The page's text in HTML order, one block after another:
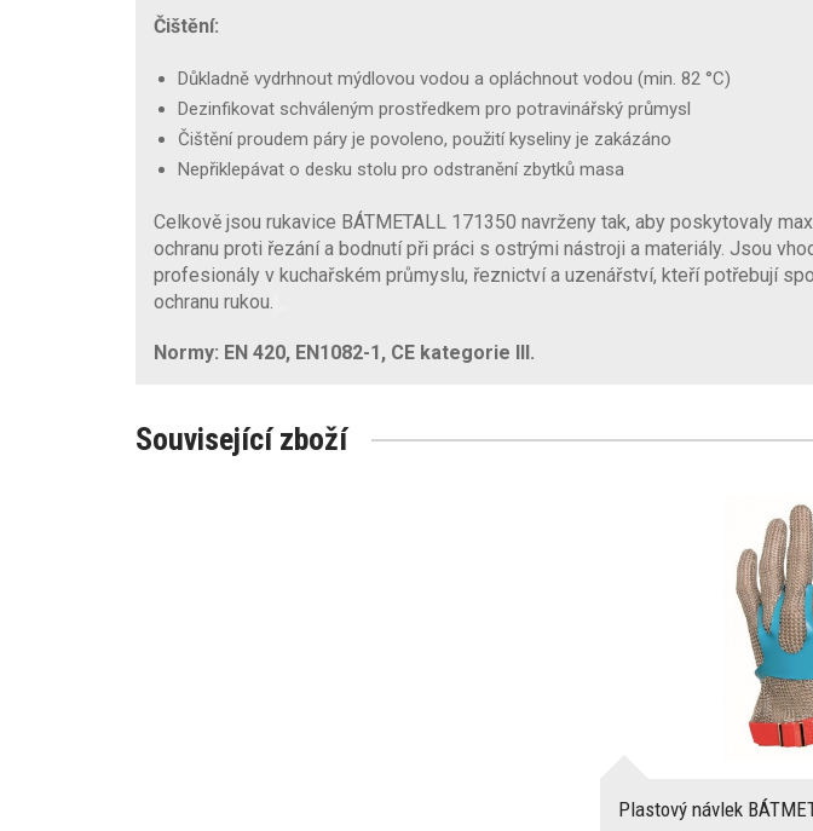
Čištění:
Důkladně vydrhnout mýdlovou vodou a opláchnout vodou (min. 82 °C)
Dezinfikovat schváleným prostředkem pro potravinářský průmysl
Čištění proudem páry je povoleno, použití kyseliny je zakázáno
Nepřiklepávat o desku stolu pro odstranění zbytků masa
Celkově jsou rukavice BÁTMETALL 171350 navrženy tak, aby poskytovaly
ochranu proti řezání a bodnutí při práci s ostrými nástroji a materiály. Jsou
profesionály v kuchařském průmyslu, řeznictví a uzenářství, kteří potřebují
ochranu rukou.
Normy: EN 420, EN1082-1, CE kategorie III.
Související zboží
Plastový návlek